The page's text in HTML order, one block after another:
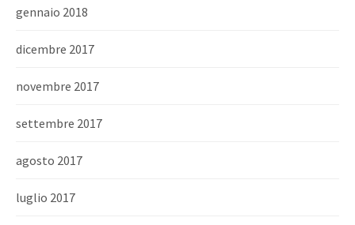
gennaio 2018
dicembre 2017
novembre 2017
settembre 2017
agosto 2017
luglio 2017